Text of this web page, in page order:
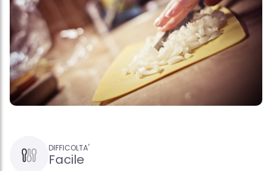
DIFFICOLTA'
Facile